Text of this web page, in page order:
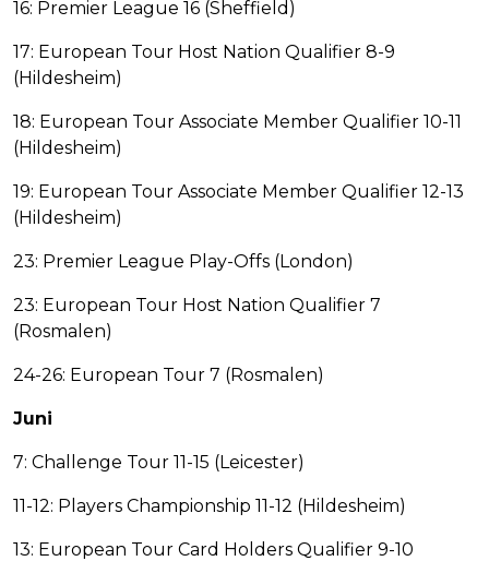
16: Premier League 16 (Sheffield)
17: European Tour Host Nation Qualifier 8-9
(Hildesheim)
18: European Tour Associate Member Qualifier 10-11
(Hildesheim)
19: European Tour Associate Member Qualifier 12-13
(Hildesheim)
23: Premier League Play-Offs (London)
23: European Tour Host Nation Qualifier 7
(Rosmalen)
24-26: European Tour 7 (Rosmalen)
Juni
7: Challenge Tour 11-15 (Leicester)
11-12: Players Championship 11-12 (Hildesheim)
13: European Tour Card Holders Qualifier 9-10